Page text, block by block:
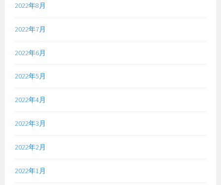
2022年8月
2022年7月
2022年6月
2022年5月
2022年4月
2022年3月
2022年2月
2022年1月